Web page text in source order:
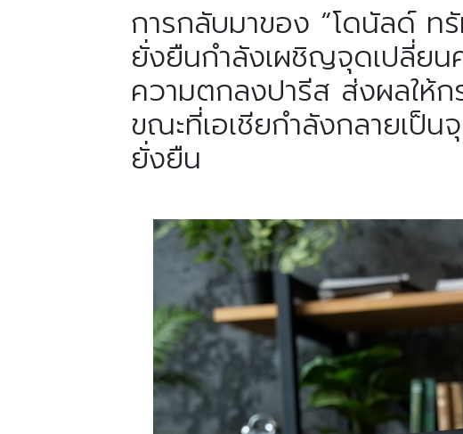
การกลับมาของ “โดนัลด์ ท
ยั่งยืนกำลังเผชิญจุดเปลี่ย
ความตกลงปารีส ส่งผลให้
ขณะที่เอเชียกำลังกลายเป็
ยั่งยืน